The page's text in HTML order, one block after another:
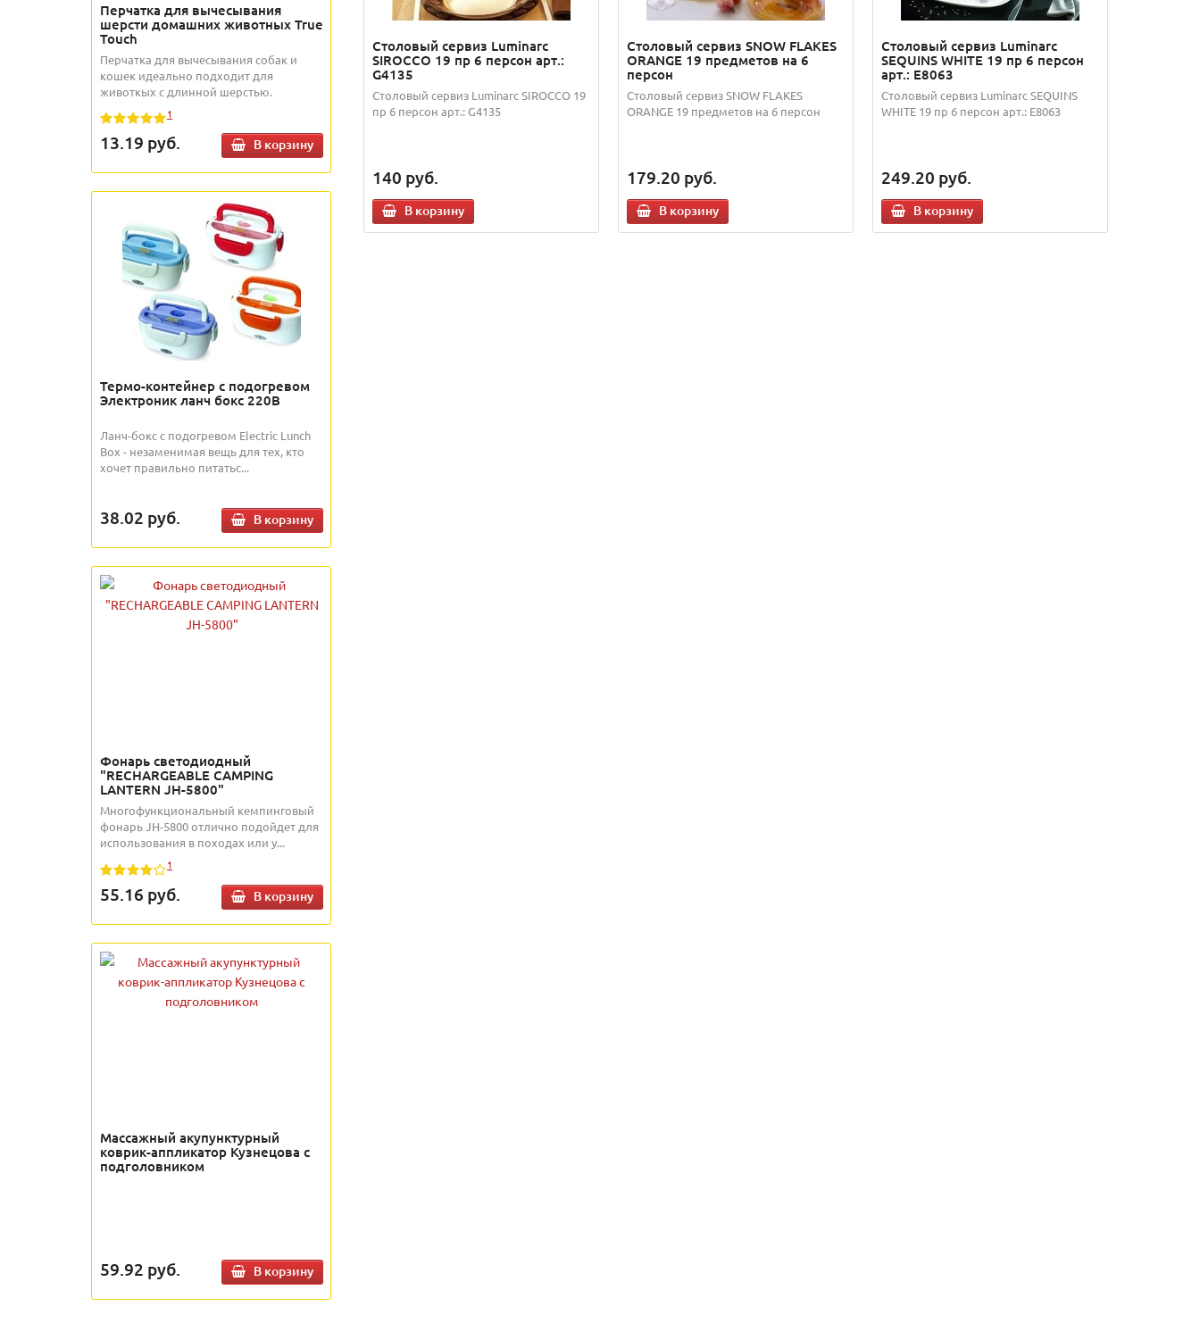
Перчатка для вычесывания
шерсти домашних животных True
Touch
Перчатка для вычесывания собак и
кошек идеально подходит для
животкых с длинной шерстью.
1
13.19 руб. В корзину
Термо-контейнер с подогревом
Электроник ланч бокс 220В
Ланч-бокс с подогревом Electric Lunch
Box - незаменимая вещь для тех, кто
хочет правильно питатьс...
38.02 руб. В корзину
Фонарь светодиодный
"RECHARGEABLE CAMPING
LANTERN JH-5800"
Многофункциональный кемпинговый
фонарь JH-5800 отлично подойдет для
использования в походах или у...
1
55.16 руб. В корзину
Массажный акупунктурный
коврик-аппликатор Кузнецова с
подголовником
59.92 руб. В корзину
Столовый сервиз Luminarc
SIROCCO 19 пр 6 персон арт.:
G4135
Столовый сервиз Luminarc SIROCCO 19
пр 6 персон арт.: G4135
140 руб.
В корзину
Столовый сервиз SNOW FLAKES
ORANGE 19 предметов на 6
персон
Столовый сервиз SNOW FLAKES
ORANGE 19 предметов на 6 персон
179.20 руб.
В корзину
Столовый сервиз Luminarc
SEQUINS WHITE 19 пр 6 персон
арт.: E8063
Столовый сервиз Luminarc SEQUINS
WHITE 19 пр 6 персон арт.: E8063
249.20 руб.
В корзину